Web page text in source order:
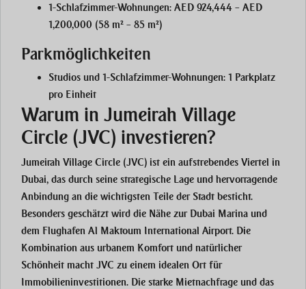
1-Schlafzimmer-Wohnungen: AED 924,444 – AED
1,200,000 (58 m² – 85 m²)
Parkmöglichkeiten
Studios und 1-Schlafzimmer-Wohnungen: 1 Parkplatz
pro Einheit
Warum in Jumeirah Village
Circle (JVC) investieren?
Jumeirah Village Circle (JVC) ist ein aufstrebendes Viertel in
Dubai, das durch seine strategische Lage und hervorragende
Anbindung an die wichtigsten Teile der Stadt besticht.
Besonders geschätzt wird die Nähe zur Dubai Marina und
dem Flughafen Al Maktoum International Airport. Die
Kombination aus urbanem Komfort und natürlicher
Schönheit macht JVC zu einem idealen Ort für
Immobilieninvestitionen. Die starke Mietnachfrage und das